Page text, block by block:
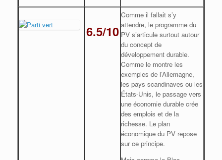
6.5/10
Comme il fallait s’y
attendre, le programme du
PV s’articule surtout autour
du concept de
développement durable.
Comme le montre les
exemples de l’Allemagne,
les pays scandinaves ou les
États-Unis, le passage vers
une économie durable crée
des emplois et de la
richesse. Le plan
économique du PV repose
sur ce principe.